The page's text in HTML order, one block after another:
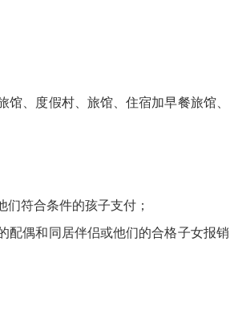
、度假村、旅馆、住宿加早餐旅馆、
符合条件的孩子支付；
配偶和同居伴侣或他们的合格子女报销